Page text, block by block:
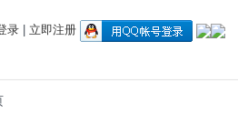
录 立即注册